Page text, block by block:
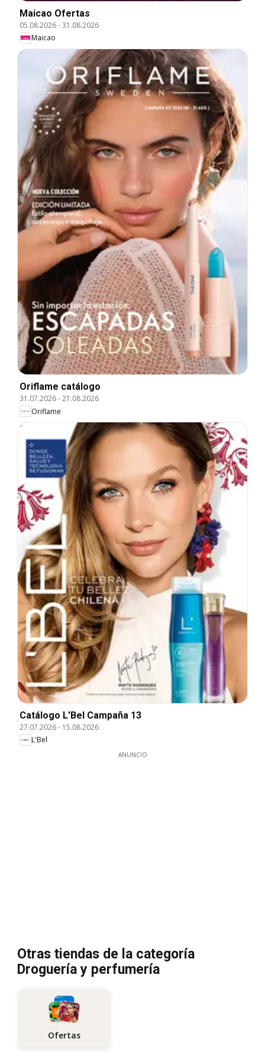
Maicao Ofertas
05.08.2026-31.08.2026
Maicao
Oriflame catálogo
31.07.2026-21.08.2026
Oriflame
Catálogo L'Bel Campaña 13
27.07.2026- 15.08.2026
L'Bel
ANUNCIO
Otras tiendas de la categoría
Droguería y perfumería
Ofertas